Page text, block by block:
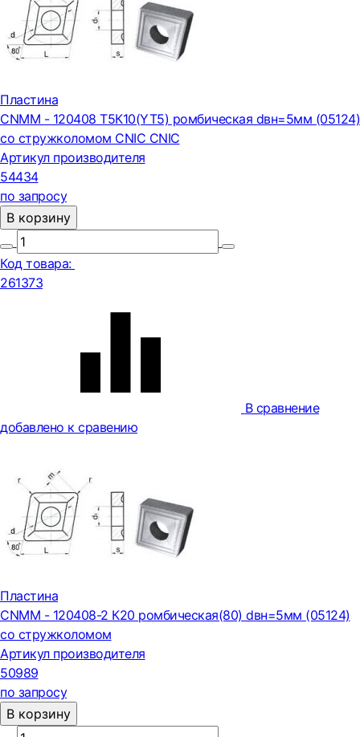
Пластина
CNMM - 120408 Т5К10(YT5) ромбическая dвн=5мм (05124)
со стружколомом CNIC CNIC
Артикул производителя
54434
по запросу
В корзину
Код товара:
261373
В сравнение
добавлено к сравению
Пластина
CNMM - 120408-2 К20 ромбическая(80) dвн=5мм (05124)
со стружколомом
Артикул производителя
50989
по запросу
В корзину